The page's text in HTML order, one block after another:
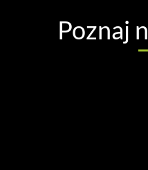
Poznaj